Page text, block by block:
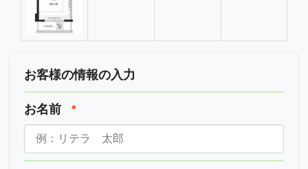
お客様の情報の入力
お名前 *